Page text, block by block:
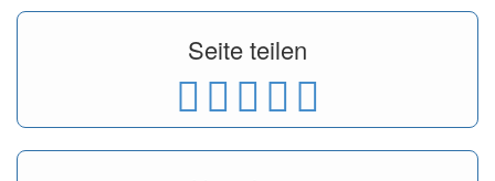
Seite teilen